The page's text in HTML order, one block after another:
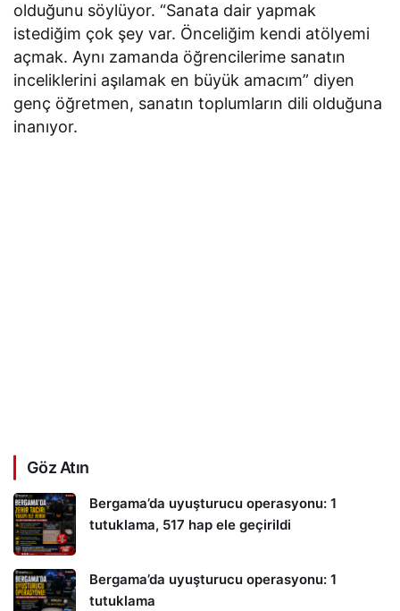
olduğunu söylüyor. “Sanata dair yapmak
istediğim çok şey var. Önceliğim kendi atölyemi
açmak. Aynı zamanda öğrencilerime sanatın
inceliklerini aşılamak en büyük amacım” diyen
genç öğretmen, sanatın toplumların dili olduğuna
inanıyor.
Göz Atın
Bergama’da uyuşturucu operasyonu: 1
tutuklama, 517 hap ele geçirildi
Bergama’da uyuşturucu operasyonu: 1
tutuklama